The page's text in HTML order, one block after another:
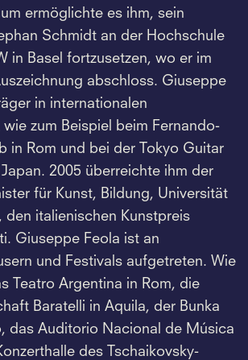
ermöglichte es ihm, sein
Schmidt an der Hochschule
in Basel fortzusetzen, wo er im
abschloss. Giuseppe
in internationalen
zum Beispiel beim Fernando-
in Rom und bei der Tokyo Guitar
2005 überreichte ihm der
für Kunst, Bildung, Universität
den italienischen Kunstpreis
Giuseppe Feola ist an
und Festivals aufgetreten. Wie
Teatro Argentina in Rom, die
Baratelli in Aquila, der Bunka
das Auditorio Nacional de Música
des Tschaikovsky-